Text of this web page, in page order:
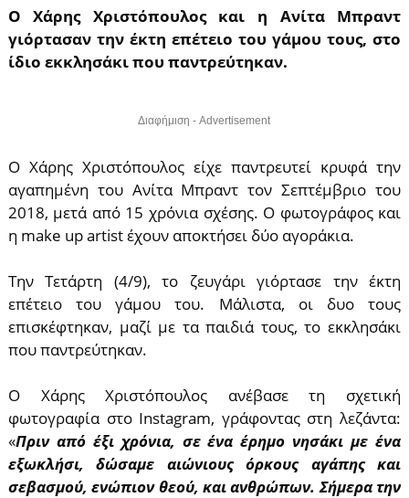
Ο Χάρης Χριστόπουλος και η Ανίτα Μπραντ
γιόρτασαν την έκτη επέτειο του γάμου τους, στο
ίδιο εκκλησάκι που παντρεύτηκαν.
Διαφήμιση - Advertisement
Ο Χάρης Χριστόπουλος είχε παντρευτεί κρυφά την
αγαπημένη του Ανίτα Μπραντ τον Σεπτέμβριο του
2018, μετά από 15 χρόνια σχέσης. Ο φωτογράφος και
η make up artist έχουν αποκτήσει δύο αγοράκια.
Την Τετάρτη (4/9), το ζευγάρι γιόρτασε την έκτη
επέτειο του γάμου του. Μάλιστα, οι δυο τους
επισκέφτηκαν, μαζί με τα παιδιά τους, το εκκλησάκι
που παντρεύτηκαν.
Ο Χάρης Χριστόπουλος ανέβασε τη σχετική
φωτογραφία στο Instagram, γράφοντας στη λεζάντα:
«Πριν από έξι χρόνια, σε ένα έρημο νησάκι με ένα
εξωκλήσι, δώσαμε αιώνιους όρκους αγάπης και
σεβασμού, ενώπιον θεού, και ανθρώπων. Σήμερα την